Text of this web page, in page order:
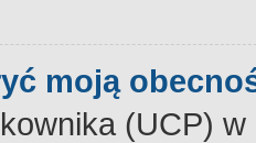
moją
(UCP) w